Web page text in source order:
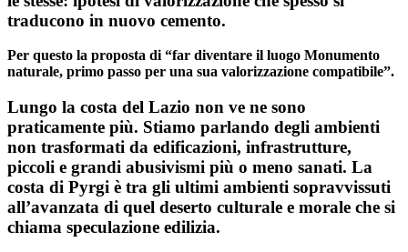
traducono in nuovo cemento.
Per questo la proposta di “far diventare il luogo Monumento
naturale, primo passo per una sua valorizzazione compatibile”.
Lungo la costa del Lazio non ve ne sono
praticamente più. Stiamo parlando degli ambienti
non trasformati da edificazioni, infrastrutture,
piccoli e grandi abusivismi più o meno sanati. La
costa di Pyrgi è tra gli ultimi ambienti sopravvissuti
all’avanzata di quel deserto culturale e morale che si
chiama speculazione edilizia.